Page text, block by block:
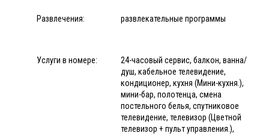
Развлечения: развлекательные программы
Услуги в номере:
24-часовый сервис, балкон, ванна/
душ, кабельное телевидение,
кондиционер, кухня (Мини-кухня.),
мини-бар, полотенца, смена
постельного белья, спутниковое
телевидение, телевизор (Цветной
телевизор + пульт управления.),